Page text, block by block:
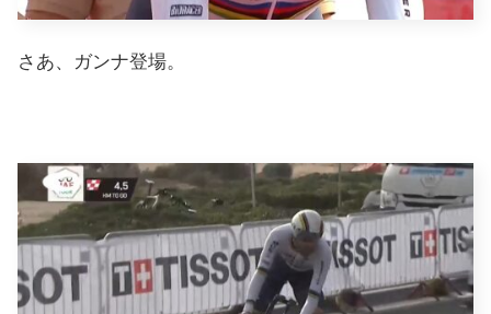
さあ、ガンナ登場。